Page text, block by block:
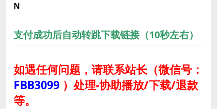
N
支付成功后自动转跳下载链接（10秒左右）
如遇任何问题，请联系站长（微信号：
FBB3099 ） 处理-协助播放/下载/退款
等。